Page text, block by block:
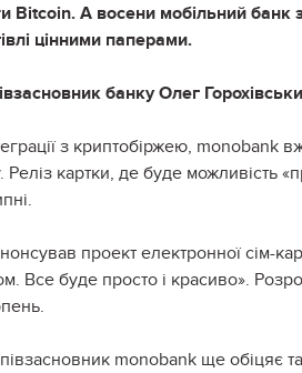
Bitcoin. А восени мобільний
цінними паперами.
банку Олег
з криптобіржею,
Реліз картки, де буде можливість
проект електронної сім-
Все буде просто і красиво».
monobank ще обіцяє